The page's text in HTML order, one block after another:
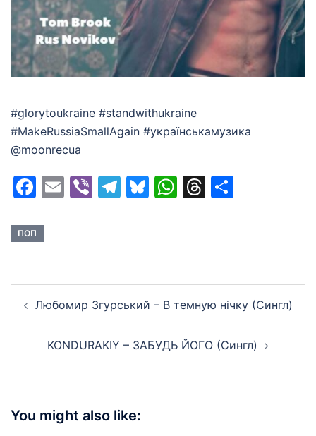
#glorytoukraine #standwithukraine
#MakeRussiaSmallAgain #українськамузика
@moonrecua
Facebook
EmailViberTelegram
Bluesky
WhatsApp
Threads
ПОП
navigation
Любомир Згурський – В темную нічку (Сингл)
KONDURAKIY – ЗАБУДЬ ЙОГО (Сингл)
You might also like: